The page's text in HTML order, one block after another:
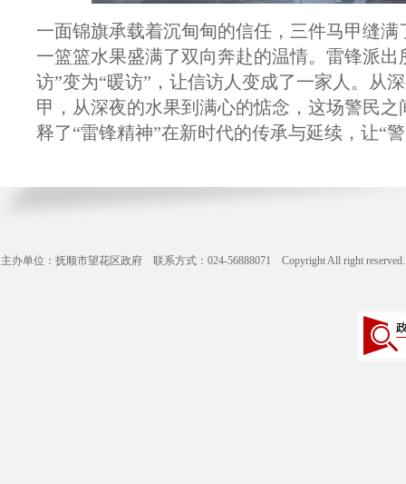
一面锦旗承载着沉甸甸的信任，三件马甲缝
一篮篮水果盛满了双向奔赴的温情。雷锋派
访”变为“暖访”，让信访人变成了一家人。从
甲，从深夜的水果到满心的惦念，这场警民
释了“雷锋精神”在新时代的传承与延续，让“
主办单位：抚顺市望花区政府 联系方式：024-56888071 Copyright All right